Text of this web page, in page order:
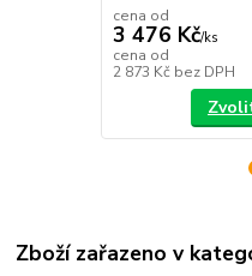
cena od
3 476 Kč/ks
cena od
2 873 Kč bez DPH
Zboží zařazeno v